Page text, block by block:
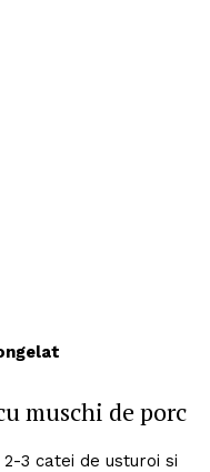
muschi de porc
3 catei de usturoi si